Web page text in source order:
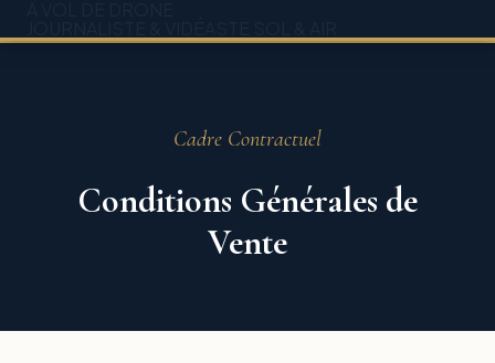
Cadre Contractuel
Conditions Générales de
Vente